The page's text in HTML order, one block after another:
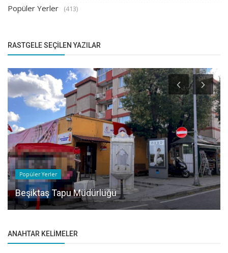
Popüler Yerler (413)
RASTGELE SEÇILEN YAZILAR
Popüler Yerler
Beşiktaş Tapu Müdürlüğü
ANAHTAR KELIMELER